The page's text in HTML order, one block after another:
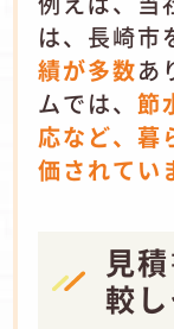
は、長崎市
績が多数あ
ムでは、 節
応など、暮
価されてい
見
較